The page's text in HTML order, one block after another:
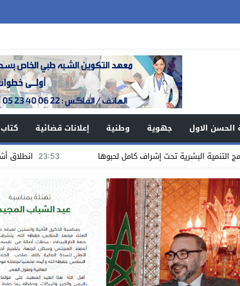
الحسن الاول جهوية وطنية إعلانات قضائية
23:53 انطلاق أشغال